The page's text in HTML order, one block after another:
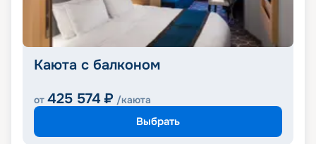
Каюта с балконом
от 425 574 ₽ /каюта
Выбрать